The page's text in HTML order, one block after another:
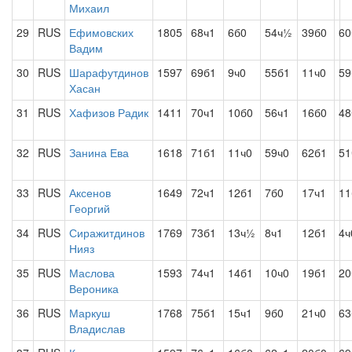
Михаил
29
RUS Ефимовских
Вадим
1805 68ч1 6б0 54ч½ 39б0
30 RUS Шарафутдинов
Хасан
1597 69б1 9ч0 55б1 11ч0
31 RUS Хафизов Радик 1411 70ч1 10б0 56ч1 16б0
32 RUS Занина Ева 1618 71б1 11ч0 59ч0 62б1
33 RUS Аксенов
Георгий
1649 72ч1 12б1 7б0 17ч1
34 RUS Сиражитдинов
Нияз
1769 73б1 13ч½ 8ч1 12б1
35 RUS Маслова
Вероника
1593 74ч1 14б1 10ч0 19б1
36 RUS Маркуш
Владислав
1768 75б1 15ч1 9б0 21ч0